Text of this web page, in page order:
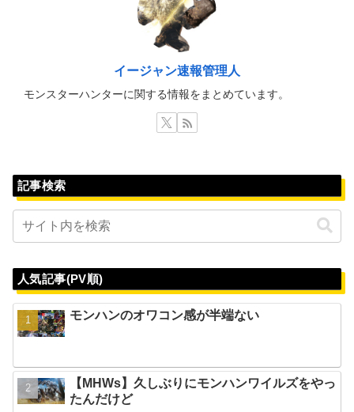
イージャン速報管理人
モンスターハンターに関する情報をまとめています。
記事検索
人気記事(PV順)
モンハンのオワコン感が半端ない
【MHWs】久しぶりにモンハンワイルズをやっ
たんだけど